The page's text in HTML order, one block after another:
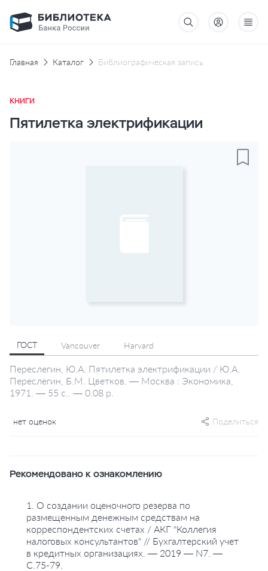
Главная Каталог Библиографическая запись
КНИГИ
Пятилетка электрификации
ГОСТ Vancouver Harvard
Переслегин, Ю.А. Пятилетка электрификации / Ю.А.
Переслегин, Б.М. Цветков. — Москва : Экономика,
1971. — 55 с.. — 0.08 р.
нет оценок Поделиться
Рекомендовано к ознакомлению
1. О создании оценочного резерва по
размещенным денежным средствам на
корреспондентских счетах / АКГ "Коллегия
налоговых консультантов" // Бухгалтерский учет
в кредитных организациях. — 2019 — N7. —
С.75-79.